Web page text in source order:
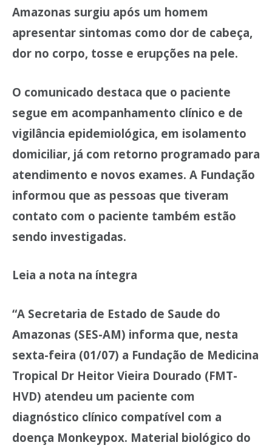
Amazonas surgiu após um homem
apresentar sintomas como dor de cabeça,
dor no corpo, tosse e erupções na pele.
O comunicado destaca que o paciente
segue em acompanhamento clínico e de
vigilância epidemiológica, em isolamento
domiciliar, já com retorno programado para
atendimento e novos exames. A Fundação
informou que as pessoas que tiveram
contato com o paciente também estão
sendo investigadas.
Leia a nota na íntegra
“A Secretaria de Estado de Saude do
Amazonas (SES-AM) informa que, nesta
sexta-feira (01/07) a Fundação de Medicina
Tropical Dr Heitor Vieira Dourado (FMT-
HVD) atendeu um paciente com
diagnóstico clínico compatível com a
doença Monkeypox. Material biológico do